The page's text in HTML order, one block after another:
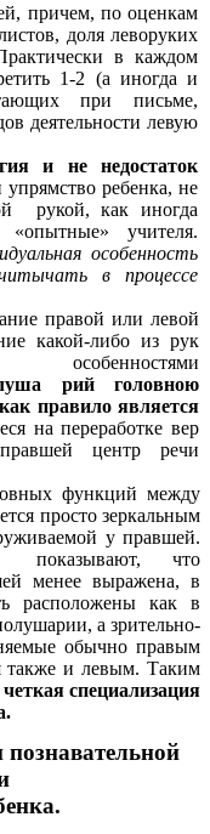
причем, по оценкам
доля леворуких
в каждом
1-2 (а иногда и
при письме,
деятельности левую
и не недостаток
ребенка, не
рукой, как иногда
учителя.
особенность
в процессе
правой или левой
какой-либо из рук
особенностями
рий головною
правило является
на переработке вер
правшей центр речи
функций между
просто зеркальным
у правшей.
показывают, что
менее выражена, в
расположены как в
а зрительно-
обычно правым
также и левым. Таким
специализация
познавательной